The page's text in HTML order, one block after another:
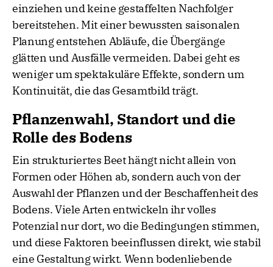
einziehen und keine gestaffelten Nachfolger
bereitstehen. Mit einer bewussten saisonalen
Planung entstehen Abläufe, die Übergänge
glätten und Ausfälle vermeiden. Dabei geht es
weniger um spektakuläre Effekte, sondern um
Kontinuität, die das Gesamtbild trägt.
Pflanzenwahl, Standort und die
Rolle des Bodens
Ein strukturiertes Beet hängt nicht allein von
Formen oder Höhen ab, sondern auch von der
Auswahl der Pflanzen und der Beschaffenheit des
Bodens. Viele Arten entwickeln ihr volles
Potenzial nur dort, wo die Bedingungen stimmen,
und diese Faktoren beeinflussen direkt, wie stabil
eine Gestaltung wirkt. Wenn bodenliebende